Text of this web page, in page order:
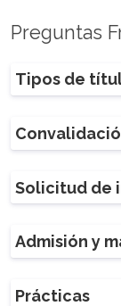
Preguntas
Tipos de
Solicitud de
Admisión y
Prácticas